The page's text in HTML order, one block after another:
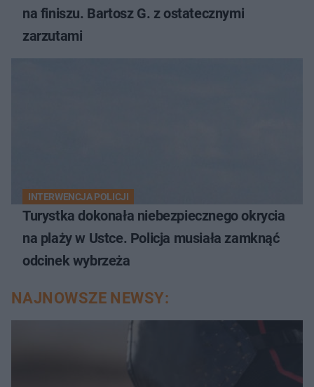
na finiszu. Bartosz G. z ostatecznymi
zarzutami
INTERWENCJA POLICJI
Turystka dokonała niebezpiecznego okrycia
na plaży w Ustce. Policja musiała zamknąć
odcinek wybrzeża
NAJNOWSZE NEWSY: